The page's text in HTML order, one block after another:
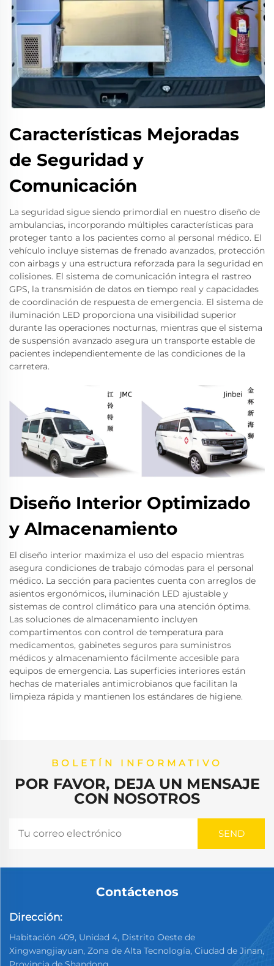
Características Mejoradas
de Seguridad y
Comunicación
La seguridad sigue siendo primordial en nuestro diseño de
ambulancias, incorporando múltiples características para
proteger tanto a los pacientes como al personal médico. El
vehículo incluye sistemas de frenado avanzados, protección
con airbags y una estructura reforzada para la seguridad en
colisiones. El sistema de comunicación integra el rastreo
GPS, la transmisión de datos en tiempo real y capacidades
de coordinación de respuesta de emergencia. El sistema de
iluminación LED proporciona una visibilidad superior
durante las operaciones nocturnas, mientras que el sistema
de suspensión avanzado asegura un transporte estable de
pacientes independientemente de las condiciones de la
carretera.
Diseño Interior Optimizado
y Almacenamiento
El diseño interior maximiza el uso del espacio mientras
asegura condiciones de trabajo cómodas para el personal
médico. La sección para pacientes cuenta con arreglos de
asientos ergonómicos, iluminación LED ajustable y
sistemas de control climático para una atención óptima.
Las soluciones de almacenamiento incluyen
compartimentos con control de temperatura para
medicamentos, gabinetes seguros para suministros
médicos y almacenamiento fácilmente accesible para
equipos de emergencia. Las superficies interiores están
hechas de materiales antimicrobianos que facilitan la
limpieza rápida y mantienen los estándares de higiene.
BOLETÍN INFORMATIVO
POR FAVOR, DEJA UN MENSAJE
CON NOSOTROS
Contáctenos
Dirección:
Habitación 409, Unidad 4, Distrito Oeste de
Xingwangjiayuan, Zona de Alta Tecnología, Ciudad de Jinan,